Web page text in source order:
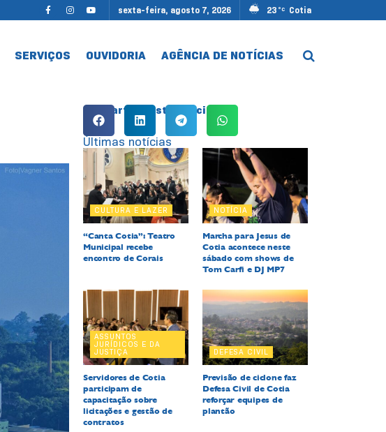
sexta-feira, agosto 7, 2026 23 °C Cotia
SERVIÇOS OUVIDORIA AGÊNCIA DE NOTÍCIAS
Compartilhe esta notícia:
Últimas notícias
CULTURA E LAZER
“Canta Cotia”: Teatro
Municipal recebe
encontro de Corais
NOTÍCIA
Marcha para Jesus de
Cotia acontece neste
sábado com shows de
Tom Carfi e DJ MP7
ASSUNTOS
JURÍDICOS E DA
JUSTIÇA
Servidores de Cotia
participam de
capacitação sobre
licitações e gestão de
contratos
DEFESA CIVIL
Previsão de ciclone faz
Defesa Civil de Cotia
reforçar equipes de
plantão